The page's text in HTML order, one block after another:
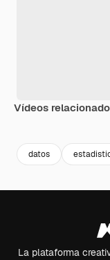
Vídeos
datos
La plataforma